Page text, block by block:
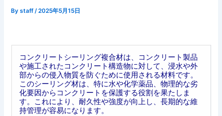
Bystaff /2025年5月15日
コンクリートシーリング複合材は、コンクリート製品
や施工されたコンクリート構造物に対して、浸水や外
部からの侵入物質を防ぐために使用される材料です。
このシーリング材は、特に水や化学薬品、物理的な劣
化要因からコンクリートを保護する役割を果たしま
す。これにより、耐久性や強度が向上し、長期的な維
持管理が容易になります。